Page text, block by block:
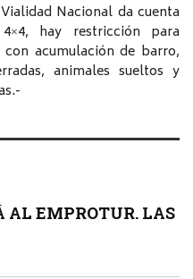
Nacional da cuenta
hay restricción para
acumulación de barro,
animales sueltos y
AL EMPROTUR. LAS